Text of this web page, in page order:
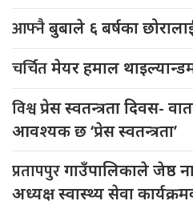
आफ्नैबुबाले ६ बर्षका
चर्चितमेयर हमाल
विश्वप्रेस स्वतन्त्रता दिवस-
आवश्यक छ ‘प्रेस स्वतन्त्रता’
प्रतापपुरगाउँपालिकाले जेष्ठ
अध्यक्ष स्वास्थ्य सेवा